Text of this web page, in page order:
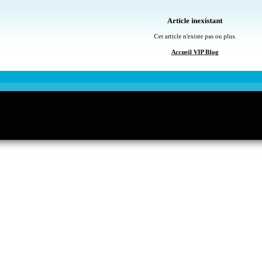
Article inexistant
Cet article n'existe pas ou plus.
Accueil VIP Blog